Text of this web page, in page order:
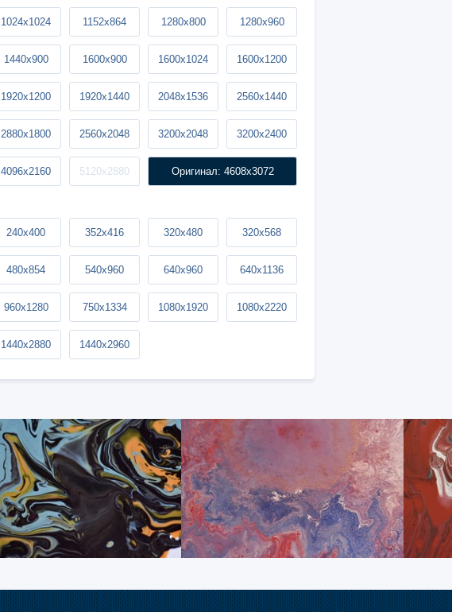
1024x1024 1152x864 1280x800 1280x960
1440x900 1600x900 1600x1024 1600x1200
1920x1200 1920x1440 2048x1536 2560x1440
2880x1800 2560x2048 3200x2048 3200x2400
4096x2160 5120x2880 Оригинал: 4608x3072
240x400 352x416 320x480 320x568
480x854 540x960 640x960 640x1136
960x1280 750x1334 1080x1920 1080x2220
1440x2880 1440x2960